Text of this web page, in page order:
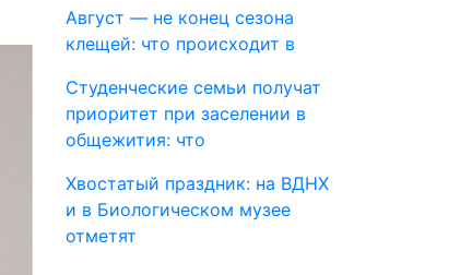
Август — не конец сезона
клещей: что происходит в
Студенческие семьи получат
приоритет при заселении в
общежития: что
Хвостатый праздник: на ВДНХ
и в Биологическом музее
отметят